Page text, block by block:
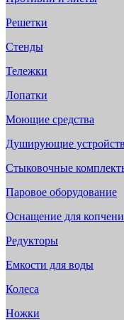
Решетки
Стенды
Тележки
Лопатки
Моющие средства
Душирующие
Стыковочные
Паровое оборудование
Оснащение для
Редукторы
Емкости для воды
Колеса
Ножки